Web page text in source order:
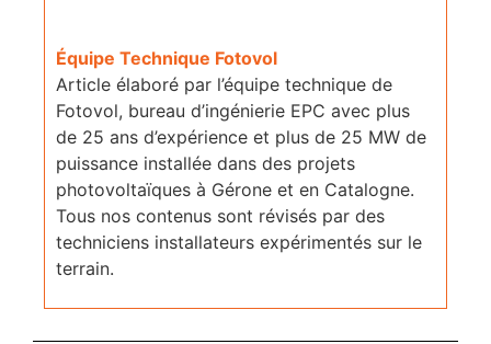
Équipe Technique Fotovol
Article élaboré par l’équipe technique de
Fotovol, bureau d’ingénierie EPC avec plus
de 25 ans d’expérience et plus de 25 MW de
puissance installée dans des projets
photovoltaïques à Gérone et en Catalogne.
Tous nos contenus sont révisés par des
techniciens installateurs expérimentés sur le
terrain.